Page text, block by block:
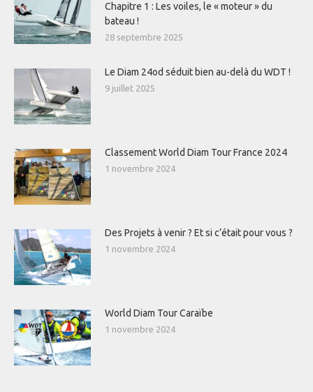
Chapitre 1 : Les voiles, le « moteur » du
bateau !
28 septembre 2025
Le Diam 24od séduit bien au-delà du WDT !
9 juillet 2025
Classement World Diam Tour France 2024
1 novembre 2024
Des Projets à venir ? Et si c’était pour vous ?
1 novembre 2024
World Diam Tour Caraïbe
1 novembre 2024